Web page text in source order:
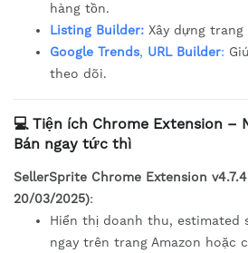
hàng tồn.
Listing Builder: Xây dựng
Google Trends, URL Builder:
theo dõi.
💻 Tiện ích Chrome Extension –
Bán ngay tức thì
SellerSprite Chrome Extension
20/03/2025):
Hiển thị doanh thu, estimated
ngay trên trang Amazon hoặc